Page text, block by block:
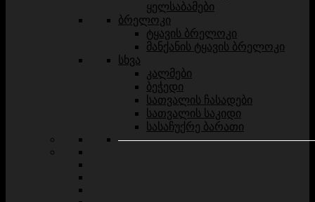
ყელსაბამები
ბრელოკი
ტყავის ბრელოკი
მანქანის ტყავის ბრელოკი
სხვა
კალმები
ბეჭედი
სათვალის ჩასადები
სათვალის საკიდი
სასაჩუქრე ბარათი